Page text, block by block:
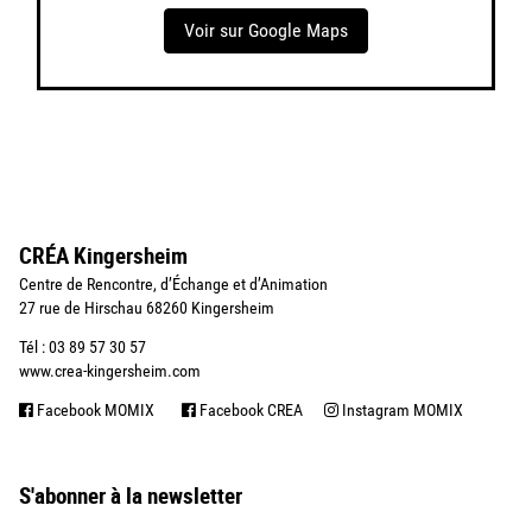
Voir sur Google Maps
CRÉA Kingersheim
Centre de Rencontre, d’Échange et d’Animation
27 rue de Hirschau 68260 Kingersheim
Tél : 03 89 57 30 57
www.crea-kingersheim.com
Facebook MOMIX Facebook CREA Instagram MOMIX
S'abonner à la newsletter